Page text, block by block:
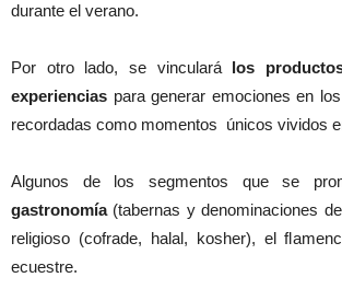
durante el verano.
Por otro lado, se vincularálos
experiencias para generar emociones en
recordadas como momentos únicos vividos
Algunos de los segmentos que se
gastronomía(tabernas y denominaciones
religioso (cofrade, halal, kosher), el
ecuestre.